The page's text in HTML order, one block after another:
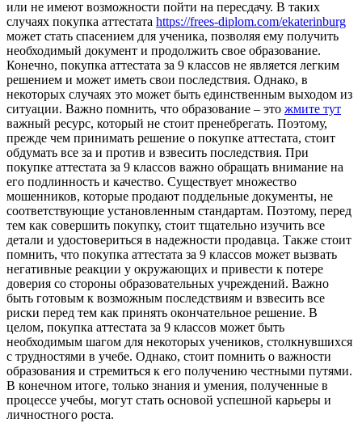
или не имеют возможности пойти на пересдачу. В таких
случаях покупка аттестата https://frees-diplom.com/ekaterinburg
может стать спасением для ученика, позволяя ему получить
необходимый документ и продолжить свое образование.
Конечно, покупка аттестата за 9 классов не является легким
решением и может иметь свои последствия. Однако, в
некоторых случаях это может быть единственным выходом из
ситуации. Важно помнить, что образование – это жмите тут
важный ресурс, который не стоит пренебрегать. Поэтому,
прежде чем принимать решение о покупке аттестата, стоит
обдумать все за и против и взвесить последствия. При
покупке аттестата за 9 классов важно обращать внимание на
его подлинность и качество. Существует множество
мошенников, которые продают поддельные документы, не
соответствующие установленным стандартам. Поэтому, перед
тем как совершить покупку, стоит тщательно изучить все
детали и удостовериться в надежности продавца. Также стоит
помнить, что покупка аттестата за 9 классов может вызвать
негативные реакции у окружающих и привести к потере
доверия со стороны образовательных учреждений. Важно
быть готовым к возможным последствиям и взвесить все
риски перед тем как принять окончательное решение. В
целом, покупка аттестата за 9 классов может быть
необходимым шагом для некоторых учеников, столкнувшихся
с трудностями в учебе. Однако, стоит помнить о важности
образования и стремиться к его получению честными путями.
В конечном итоге, только знания и умения, полученные в
процессе учебы, могут стать основой успешной карьеры и
личностного роста.